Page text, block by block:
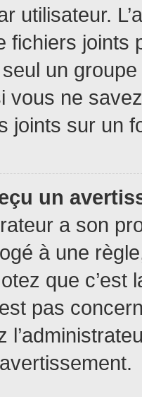
utilisateur.
fichiers
un
vous ne
joints sur un
un
a son
à une
que c’est
pas